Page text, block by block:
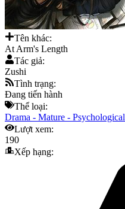
Tên khác:
At Arm's Length
Tác giả:
Zushi
Tình trạng:
Đang tiến hành
Thể loại:
Drama - Mature - Psychological
Lượt xem:
190
Xếp hạng: